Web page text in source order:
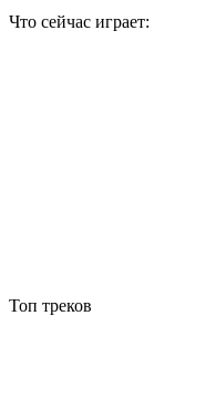
Что сейчас играет:
Топ треков